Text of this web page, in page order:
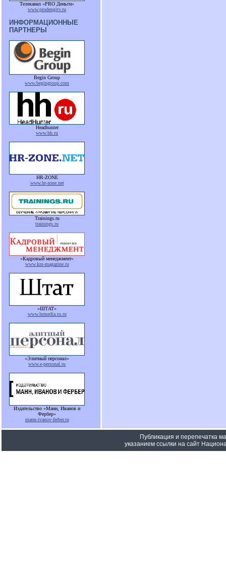
Телеканал «PRO Деньги»
www.prodengitv.ru
ИНФОРМАЦИОННЫЕ
ПАРТНЕРЫ
Begin Group
www.begingroup.com
Headhunter
www.hh.ru
HR-ZONE
www.hr-zone.net
Trainings.ru
trainings.ru
«Кадровый менеджмент»
www.km-magazine.ru
«ШТАТ»
www.hrmedia.ru.ru
«Элитный персонал»
www.e-personal.ru
Издательство «Манн, Иванов и
Фербер»
mann-ivanov-ferber.ru
Публикация и перепечатка
указанием ссылки на сайт